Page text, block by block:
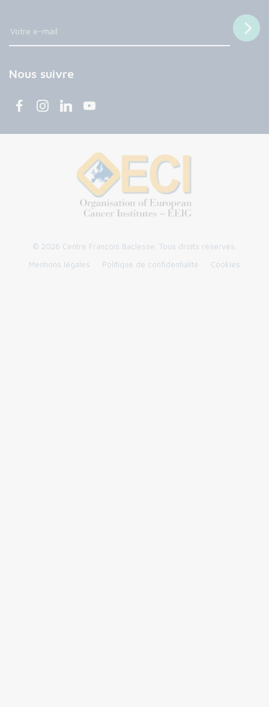
Nous suivre
© 2026 Centre François Baclesse. Tous droits réservés.
Mentions légales
Politique de confidentialité Cookies